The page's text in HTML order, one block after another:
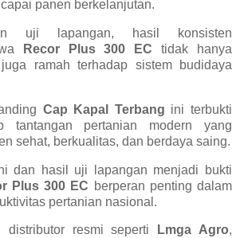
panen berkelanjutan.
uji lapangan, hasil konsisten
Recor Plus 300 EC tidak hanya
ramah terhadap sistem budidaya
Cap Kapal Terbang ini terbukti
tantangan pertanian modern yang
sehat, berkualitas, dan berdaya saing.
dan hasil uji lapangan menjadi bukti
Plus 300 EC berperan penting dalam
pertanian nasional.
distributor resmi seperti Lmga Agro,